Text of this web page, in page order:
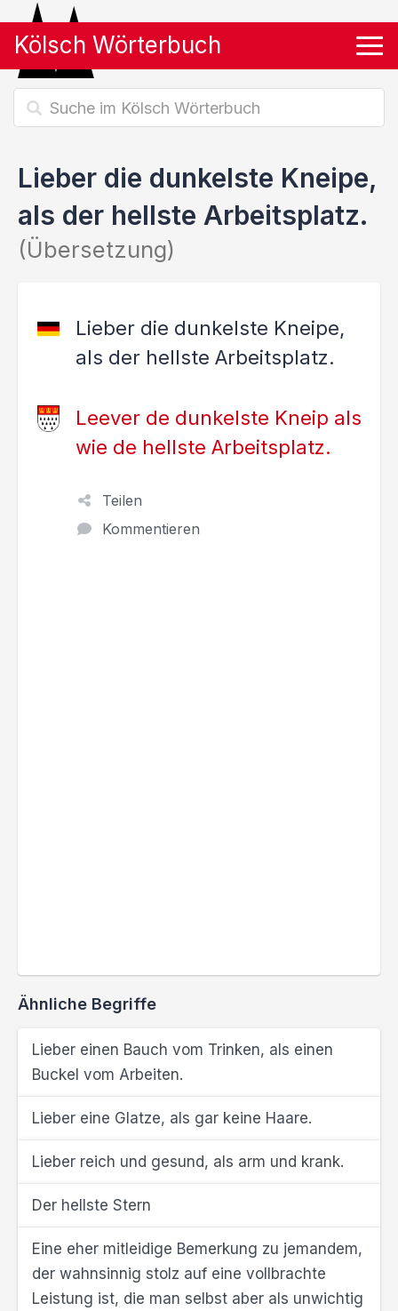
Kölsch Wörterbuch
Lieber die dunkelste Kneipe,
als der hellste Arbeitsplatz.
(Übersetzung)
Lieber die dunkelste Kneipe,
als der hellste Arbeitsplatz.
Leever de dunkelste Kneip als
wie de hellste Arbeitsplatz.
Teilen
Kommentieren
Ähnliche Begriffe
Lieber einen Bauch vom Trinken, als einen
Buckel vom Arbeiten.
Lieber eine Glatze, als gar keine Haare.
Lieber reich und gesund, als arm und krank.
Der hellste Stern
Eine eher mitleidige Bemerkung zu jemandem,
der wahnsinnig stolz auf eine vollbrachte
Leistung ist, die man selbst aber als unwichtig